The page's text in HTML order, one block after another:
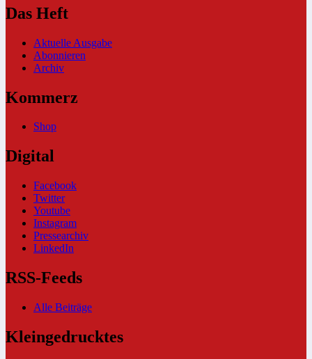
Das Heft
Aktuelle Ausgabe
Abonnieren
Archiv
Kommerz
Shop
Digital
Facebook
Twitter
Youtube
Instagram
Pressearchiv
LinkedIn
RSS-Feeds
Alle Beiträge
Kleingedrucktes